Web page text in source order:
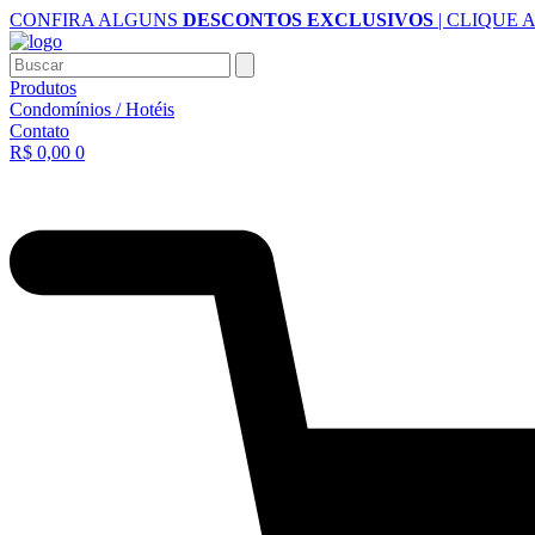
Ir
para
o
conteúdo
CONFIRA ALGUNS DESCONTOS EXCLUSIVOS | CLIQUE
Buscar
Produtos
Condomínios / Hotéis
Contato
R$ 0,00 0